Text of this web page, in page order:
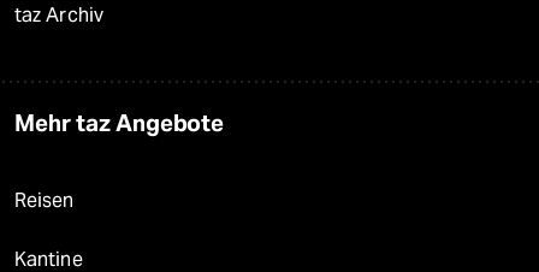
taz Archiv
Mehr taz Angebote
Reisen
Kantine